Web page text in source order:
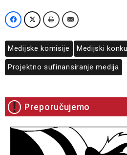
Medijske komisije Medijski
Projektno sufinansiranje medija
Preporučujemo